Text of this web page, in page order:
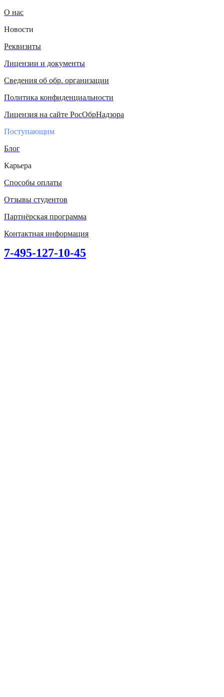
О нас
Новости
Реквизиты
Лицензии и документы
Сведения об обр. организации
Политика конфиденциальности
Лицензия на сайте РосОбрНадзора
Поступающим
Блог
Карьера
Способы оплаты
Отзывы студентов
Партнёрская программа
Контактная информация
7-495-127-10-45